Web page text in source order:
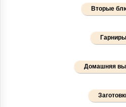
Вторые
Гарниры
Домашняя